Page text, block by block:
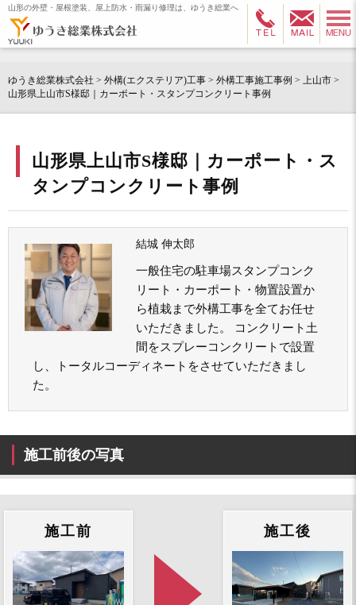
山形の外壁・屋根塗装、屋上防水・雨漏り修理は、ゆうき総業へ
ゆうき総業株式会社 > 外構(エクステリア)工事 > 外構工事施工事例 > 上山市 >
山形県上山市S様邸｜カーポート・スタンプコンクリート事例
山形県上山市S様邸｜カーポート・ス
タンプコンクリート事例
結城 伸太郎
一般住宅の駐車場スタンプコンク
リート・カーポート・物置設置か
ら植栽まで外構工事を全てお任せ
いただきました。 コンクリート土
間をスプレーコンクリートで設置
し、トータルコーディネートをさせていただきまし
た。
施工前後の写真
施工前 施工後